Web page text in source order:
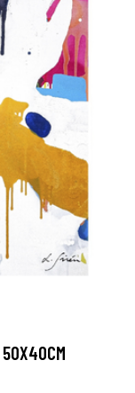
50X40CM